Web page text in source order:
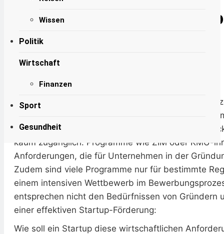
Wissen
Politik
Wirtschaft
Finanzen
Sport
Gesundheit
Forschungszulage:
gemacht
Karin Schacke
Duesseldorf
Mit Bekanntmachung des
auch lukrative Förderungen für innovative
Förderprogramme im Bereich Forschung und
kaum zugänglich. Programme wie ZIM oder KMU-
Anforderungen, die für Unternehmen in der
Zudem sind viele Programme nur für bestimmte
einem intensiven Wettbewerb im
entsprechen nicht den Bedürfnissen von Gründern
einer effektiven Startup-Förderung:
Wie soll ein Startup diese wirtschaftlichen